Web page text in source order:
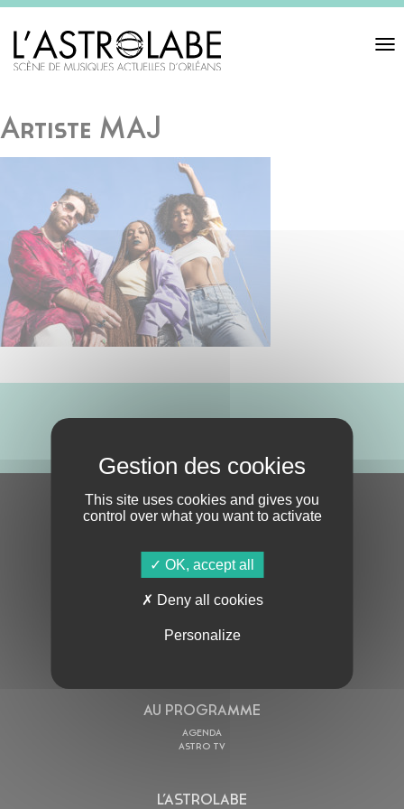
Toggle
Artiste MAJ
S'ABONNER À LA NEWSLETTER
AU PROGRAMME
AGENDA
ASTRO TV
L’ASTROLABE
This site uses cookies and gives you
control over what you want to activate
OK, accept all
Deny all cookies
Personalize